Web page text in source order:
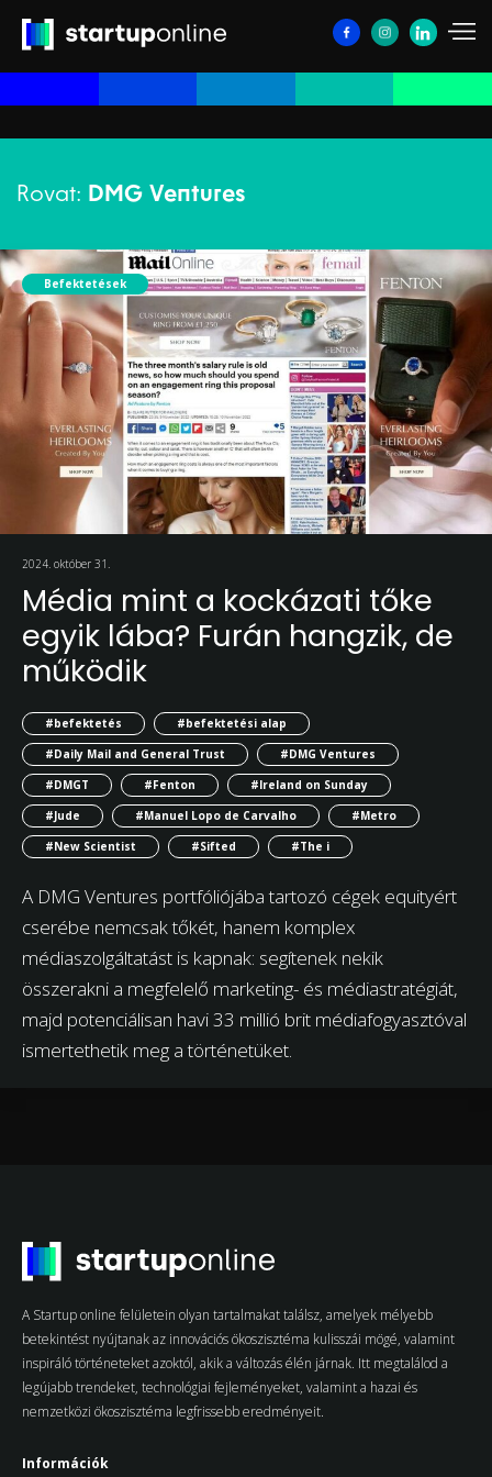
Rovat: DMG Ventures
Befektetések
2024. október 31.
Média mint a kockázati tőke
egyik lába? Furán hangzik, de
működik
#befektetés
#befektetési alap
#Daily Mail and General Trust
#DMG Ventures
#DMGT
#Fenton
#Ireland on Sunday
#Jude
#Manuel Lopo de Carvalho
#Metro
#New Scientist
#Sifted #The i
A DMG Ventures portfóliójába tartozó cégek equityért
cserébe nemcsak tőkét, hanem komplex
médiaszolgáltatást is kapnak: segítenek nekik
összerakni a megfelelő marketing- és médiastratégiát,
majd potenciálisan havi 33 millió brit médiafogyasztóval
ismertethetik meg a történetüket.
A Startup online felületein olyan tartalmakat találsz, amelyek mélyebb
betekintést nyújtanak az innovációs ökoszisztéma kulisszái mögé, valamint
inspiráló történeteket azoktól, akik a változás élén járnak. Itt megtalálod a
legújabb trendeket, technológiai fejleményeket, valamint a hazai és
nemzetközi ökoszisztéma legfrissebb eredményeit.
Információk